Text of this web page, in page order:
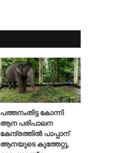
പത്തനംതിട്ട കോന്നി
ആന പരിപാലന
കേന്ദ്രത്തിൽ പാപ്പാന്
ആനയുടെ കുത്തേറ്റു,